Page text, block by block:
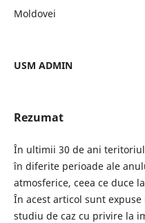
Moldovei
USM ADMIN
Rezumat
În ultimii 30 de ani
în diferite perioade ale
atmosferice, ceea ce duce
În acest articol sunt
studiu de caz cu privire la